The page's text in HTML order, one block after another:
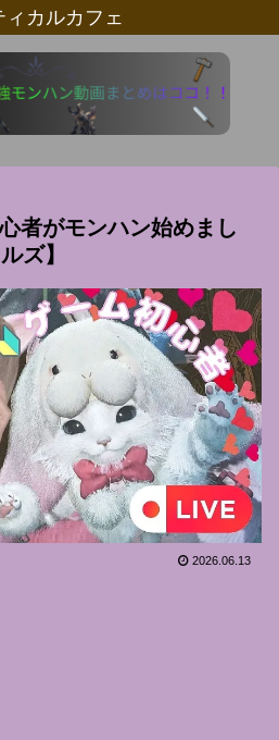
ィカルカフェ
者がモンハン始めまし
ズ】
2026.06.13